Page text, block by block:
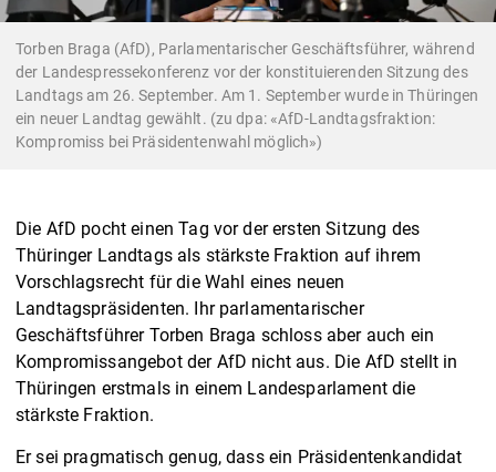
Torben Braga (AfD), Parlamentarischer Geschäftsführer, während
der Landespressekonferenz vor der konstituierenden Sitzung des
Landtags am 26. September. Am 1. September wurde in Thüringen
ein neuer Landtag gewählt. (zu dpa: «AfD-Landtagsfraktion:
Kompromiss bei Präsidentenwahl möglich»)
Die AfD pocht einen Tag vor der ersten Sitzung des
Thüringer Landtags als stärkste Fraktion auf ihrem
Vorschlagsrecht für die Wahl eines neuen
Landtagspräsidenten. Ihr parlamentarischer
Geschäftsführer Torben Braga schloss aber auch ein
Kompromissangebot der AfD nicht aus. Die AfD stellt in
Thüringen erstmals in einem Landesparlament die
stärkste Fraktion.
Er sei pragmatisch genug, dass ein Präsidentenkandidat